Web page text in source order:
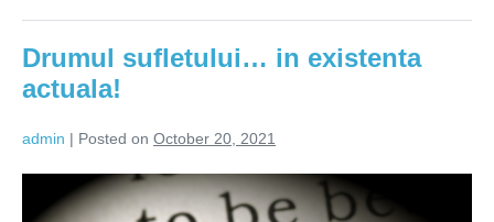
2022
guvernată
de
energia,
poate
o
energie
de
Drumul sufletului… in existenta
actuala!
admin | Posted on October 20, 2021
Drumul
sufletului…